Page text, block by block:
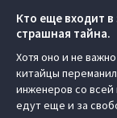
Кто еще входит
страшная тайна.
Хотя оно и не
китайцы
инженеров со всей
едут еще и за